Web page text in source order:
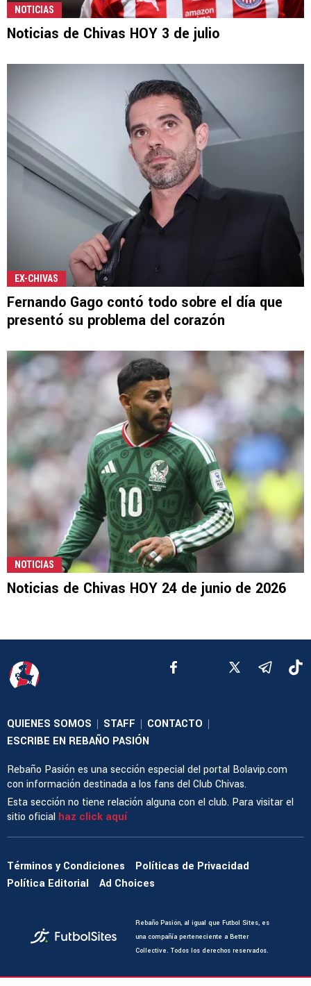
NOTICIAS
Noticias de Chivas HOY 3 de julio
EX-CHIVAS
Fernando Gago contó todo sobre el día que
presentó su problema del corazón
NOTICIAS
Noticias de Chivas HOY 24 de junio de 2026
QUIENES SOMOS | STAFF | CONTACTO |
ESCRIBE EN REBAÑO PASIÓN
Rebaño Pasión es una sección especial del portal Bolavip.com
con información destinada a los fans del Club Chivas.
Esta sección no tiene relación alguna con el club. Para visitar el
sitio oficial haz click aquí
Términos y Condiciones
Políticas de Privacidad
Política Editorial
Ad Choices
Rebaño Pasión, al igual que Futbol Sites, es
una compañía perteneciente a Better
Collective. Todos los derechos reservados.